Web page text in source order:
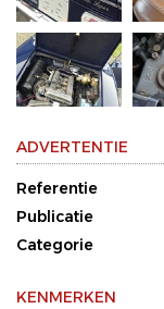
ADVERTENTIE
Referentie
Publicatie
Categorie
KENMERKEN